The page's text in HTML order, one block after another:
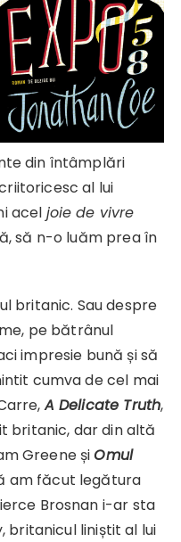
din întâmplări
al lui
acel joie de vivre
să n-o luăm prea în
britanic. Sau despre
pe bătrânul
impresie bună și să
cumva de cel mai
A Delicate Truth,
britanic, dar din altă
Greene șiOmul
am făcut legătura
Brosnan i-ar sta
britanicul liniștit al lui